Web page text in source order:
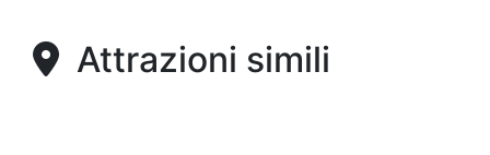
Attrazioni simili